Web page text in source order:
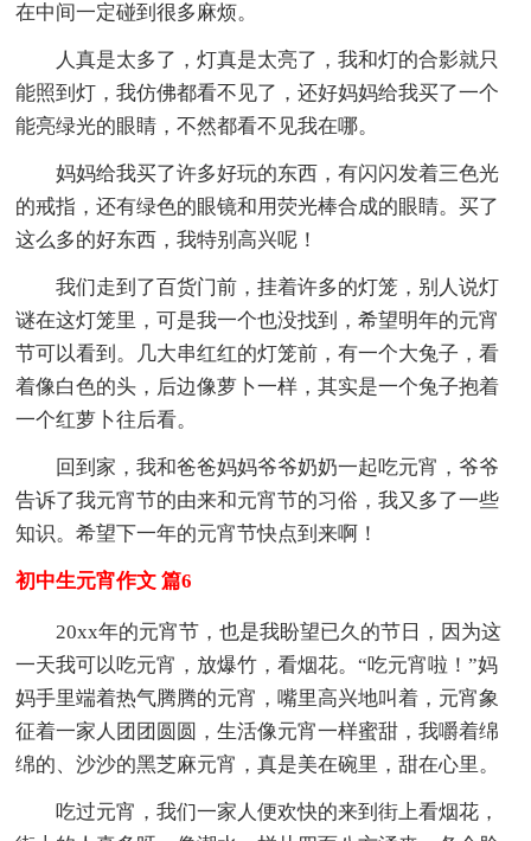
在中间一定碰到很多麻烦。
人真是太多了，灯真是太亮了，我和灯的合影就只
能照到灯，我仿佛都看不见了，还好妈妈给我买了一个
能亮绿光的眼睛，不然都看不见我在哪。
妈妈给我买了许多好玩的东西，有闪闪发着三色光
的戒指，还有绿色的眼镜和用荧光棒合成的眼睛。买了
这么多的好东西，我特别高兴呢！
我们走到了百货门前，挂着许多的灯笼，别人说灯
谜在这灯笼里，可是我一个也没找到，希望明年的元宵
节可以看到。几大串红红的灯笼前，有一个大兔子，看
着像白色的头，后边像萝卜一样，其实是一个兔子抱着
一个红萝卜往后看。
回到家，我和爸爸妈妈爷爷奶奶一起吃元宵，爷爷
告诉了我元宵节的由来和元宵节的习俗，我又多了一些
知识。希望下一年的元宵节快点到来啊！
初中生元宵作文 篇6
20xx年的元宵节，也是我盼望已久的节日，因为这
一天我可以吃元宵，放爆竹，看烟花。“吃元宵啦！”妈
妈手里端着热气腾腾的元宵，嘴里高兴地叫着，元宵象
征着一家人团团圆圆，生活像元宵一样蜜甜，我嚼着绵
绵的、沙沙的黑芝麻元宵，真是美在碗里，甜在心里。
吃过元宵，我们一家人便欢快的来到街上看烟花，